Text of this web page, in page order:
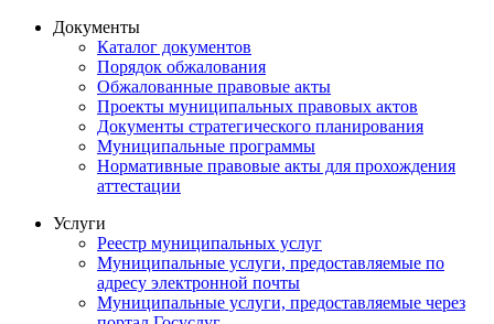
Документы
Каталог документов
Порядок обжалования
Обжалованные правовые акты
Проекты муниципальных правовых актов
Документы стратегического планирования
Муниципальные программы
Нормативные правовые акты для прохождения
аттестации
Услуги
Реестр муниципальных услуг
Муниципальные услуги, предоставляемые по
адресу электронной почты
Муниципальные услуги, предоставляемые через